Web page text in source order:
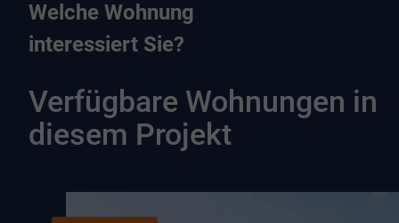
Welche Wohnung
interessiert Sie?
Verfügbare Wohnungen in
diesem Projekt